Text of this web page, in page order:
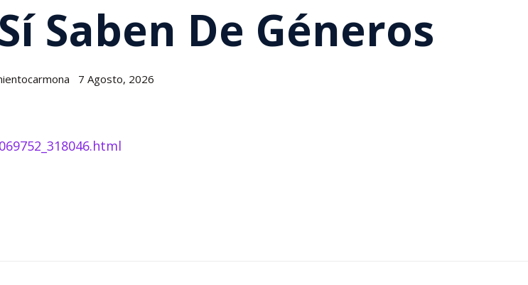
Saben De Géneros
7 Agosto, 2026